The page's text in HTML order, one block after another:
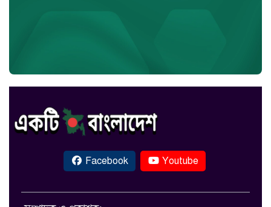
Facebook Youtube